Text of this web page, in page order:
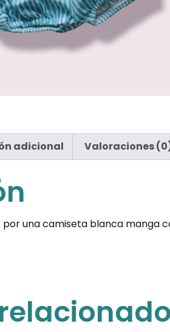
adicional Valoraciones
una camiseta blanca manga